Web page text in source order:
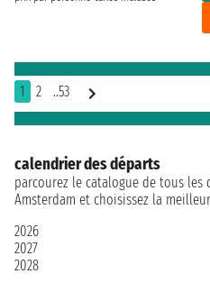
1 2 ..53
calendrier des départs
parcourez le catalogue de tous les
Amsterdam et choisissez la
2026
2027
2028